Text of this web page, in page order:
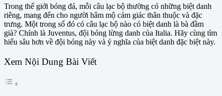
Trong thế giới bóng đá, mỗi câu lạc bộ thường có những biệt danh
riêng, mang đến cho người hâm mộ cảm giác thân thuộc và đặc
trưng. Một trong số đó có câu lạc bộ nào có biệt danh là bà đầm
già? Chính là Juventus, đội bóng lừng danh của Italia. Hãy cùng tìm
hiểu sâu hơn về đội bóng này và ý nghĩa của biệt danh đặc biệt này.
Xem Nội Dung Bài Viết